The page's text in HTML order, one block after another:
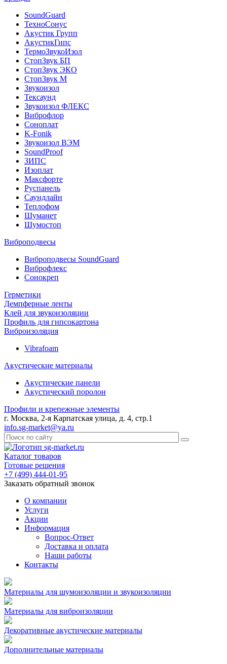
SoundGuard
ТехноСонус
Акустик Групп
АкустикГипс
ТермоЗвукоИзол
СтопЗвук БП
СтопЗвук ЭКО
СтопЗвук М
Звукоизол
Тексаунд
Звукоизол ФЛЕКС
Виброфлор
Соноплат
K-Fonik
Звукоизол ВЭМ
SoundProof
ЗИПС
Изоплат
Максфорте
Руспанель
Саундлайн
Теплофом
Шуманет
Шумостоп
Виброподвесы
Виброподвесы SoundGuard
Виброфлекс
Сонокреп
Герметики
Демпферные ленты
Клей для звукоизоляции
Профиль для гипсокартона
Виброизоляция
Vibrafoam
Акустические материалы
Акустические панели
Акустический поролон
Профили и крепежные элементы
г. Москва, 2-я Карпатская улица, д. 4, стр.1
info.sg-market@ya.ru
Каталог товаров
Готовые решения
+7 (499) 444-01-95
Заказать обратный звонок
О компании
Услуги
Акции
Информация
Вопрос-Ответ
Доставка и оплата
Наши работы
Контакты
Материалы для шумоизоляции и звукоизоляции
Материалы для виброизоляции
Декоративные акустические материалы
Дополнительные материалы